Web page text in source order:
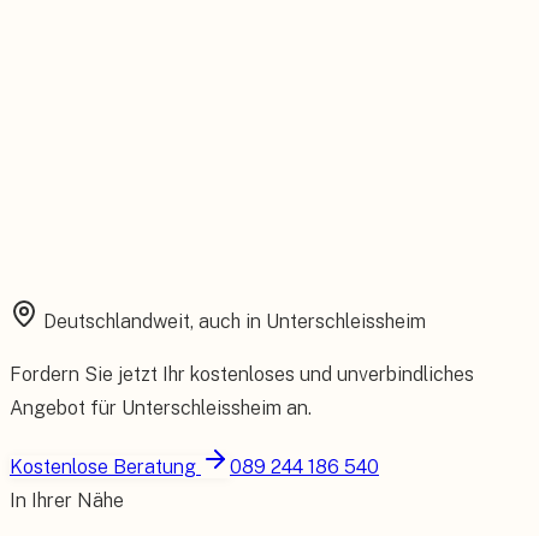
Deutschlandweit, auch in Unterschleissheim
Fordern Sie jetzt Ihr kostenloses und unverbindliches
Angebot für Unterschleissheim an.
Kostenlose Beratung
089 244 186 540
In Ihrer Nähe